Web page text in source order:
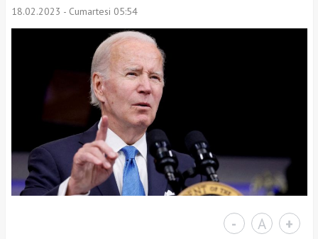
18.02.2023 - Cumartesi 05:54
- A +